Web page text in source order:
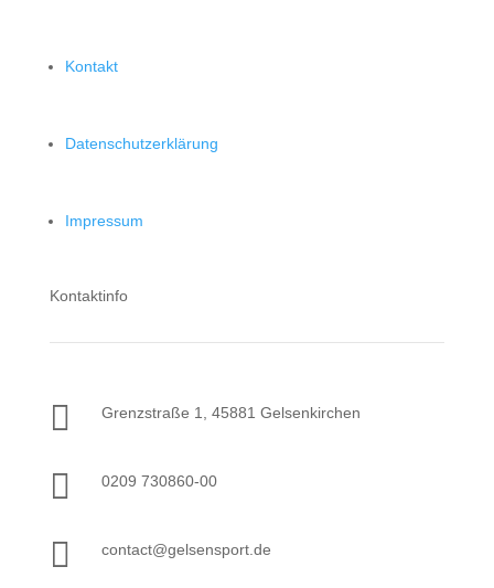
Kontakt
Datenschutzerklärung
Impressum
Kontaktinfo
 Grenzstraße 1, 45881 Gelsenkirchen
 0209 730860-00
 contact@gelsensport.de